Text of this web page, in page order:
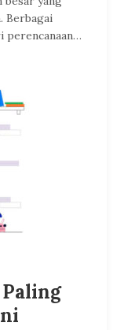
Berbagai
perencanaan…